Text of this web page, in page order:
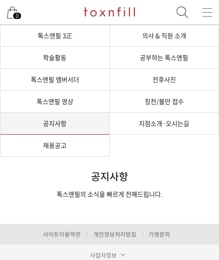
0
톡스앤필 3正 의사 & 직원 소개
학술활동 공부하는 톡스앤필
톡스앤필 앰버서더 전후사진
톡스앤필 영상 칭찬/불만 접수
공지사항 지점소개·오시는길
채용공고
공지사항
톡스앤필의 소식을 빠르게 전해드립니다.
사이트이용약관 개인정보처리방침 가맹문의
사업자정보